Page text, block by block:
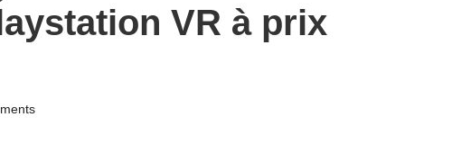
VR à prix